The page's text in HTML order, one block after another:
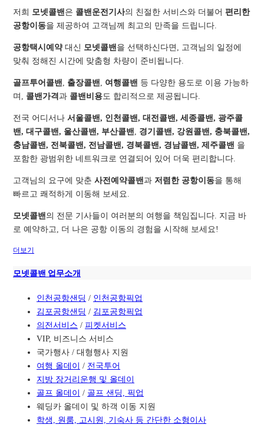
저희 모넷콜밴 은 콜밴운전기사의 친절한 서비스와 더불어편리한
공항이동을 제공하여 고객님께 최고의 만족을 드립니다.
공항택시예약대신 모넷콜밴 을 선택하신다면, 고객님의 일정에
맞춰 정해진 시간에 맞춤형 차량이 준비됩니다.
골프투어콜밴 출장콜밴 여행콜밴 등 다양한 용도로 이용 가능하
며, 콜밴가격과 콜밴비용도 합리적으로 제공됩니다.
전국 어디서나서울콜밴, 인천콜밴, 대전콜밴, 세종콜밴, 광주콜
밴, 대구콜밴, 울산콜밴, 부산콜밴
경기콜밴, 강원콜밴, 충북콜밴,
충남콜밴, 전북콜밴, 전남콜밴, 경북콜밴, 경남콜밴, 제주콜밴 을
포함한 광범위한 네트워크로 연결되어 있어 더욱 편리합니다.
고객님의 요구에 맞춘사전예약콜밴과 저렴한 공항이동을 통해
빠르고 쾌적하게 이동해 보세요.
모넷콜밴 의 전문 기사들이 여러분의 여행을 책임집니다. 지금 바
로 예약하고, 더 나은 공항 이동의 경험을 시작해 보세요!
더보기
모넷콜밴 업무소개
인천공항샌딩 / 인천공항픽업
김포공항샌딩 / 김포공항픽업
의전서비스 /피켓서비스
VIP, 비즈니스 서비스
국가행사 / 대형행사 지원
여행 올데이 / 전국투어
지방 장거리운행 및 올데이
골프 올데이 / 골프 샌딩, 픽업
웨딩카 올데이 및 하객 이동 지원
학생, 원룸, 고시원, 기숙사 등 간단한 소형이사